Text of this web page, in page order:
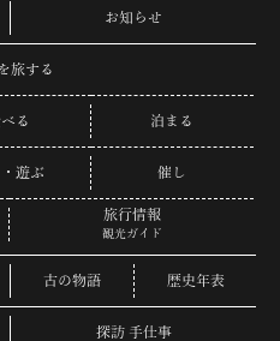
お知らせ
旅する
る 泊まる
遊ぶ 催し
旅行情報
観光ガイド
古の物語 歴史年表
探訪 手仕事